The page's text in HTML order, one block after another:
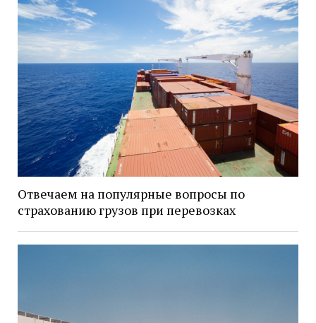
Отвечаем на популярные вопросы по
страхованию грузов при перевозках